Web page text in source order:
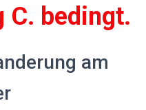
C. bedingt.
am